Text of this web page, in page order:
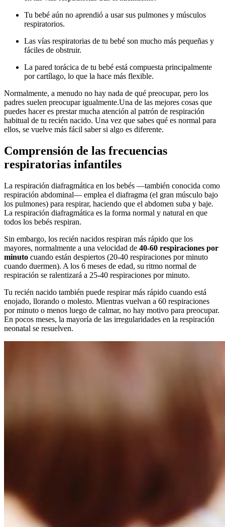
Tu bebé aún no aprendió a usar sus pulmones y músculos
respiratorios.
Las vías respiratorias de tu bebé son mucho más pequeñas y
fáciles de obstruir.
La pared torácica de tu bebé está compuesta principalmente
por cartílago, lo que la hace más flexible.
Normalmente, a menudo no hay nada de qué preocupar, pero los
padres suelen preocupar igualmente.Una de las mejores cosas que
puedes hacer es prestar mucha atención al patrón de respiración
habitual de tu recién nacido. Una vez que sabes qué es normal para
ellos, se vuelve más fácil saber si algo es diferente.
Comprensión de las frecuencias
respiratorias infantiles
La respiración diafragmática en los bebés —también conocida como
respiración abdominal— emplea el diafragma (el gran músculo bajo
los pulmones) para respirar, haciendo que el abdomen suba y baje.
La respiración diafragmática es la forma normal y natural en que
todos los bebés respiran.
Sin embargo, los recién nacidos respiran más rápido que los
mayores, normalmente a una velocidad de 40-60 respiraciones por
minuto cuando están despiertos (20-40 respiraciones por minuto
cuando duermen). A los 6 meses de edad, su ritmo normal de
respiración se ralentizará a 25-40 respiraciones por minuto.
Tu recién nacido también puede respirar más rápido cuando está
enojado, llorando o molesto. Mientras vuelvan a 60 respiraciones
por minuto o menos luego de calmar, no hay motivo para preocupar.
En pocos meses, la mayoría de las irregularidades en la respiración
neonatal se resuelven.